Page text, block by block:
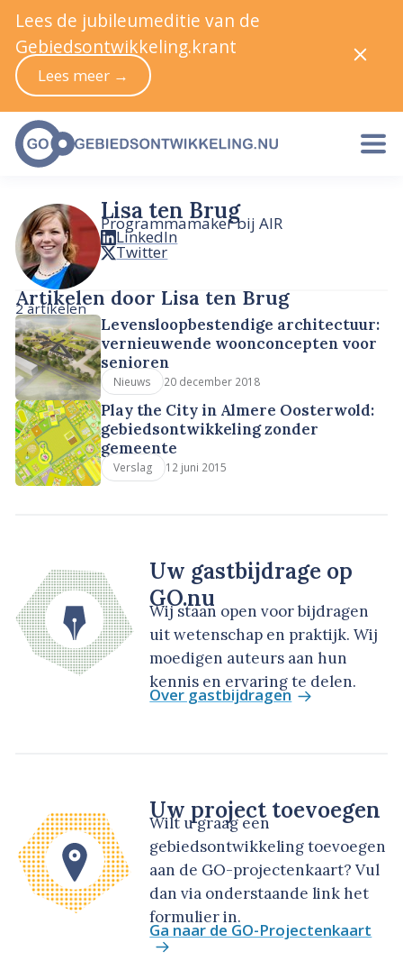
Lisa ten Brug
Programmamaker bij AIR
LinkedIn
Twitter
Artikelen door Lisa ten Brug
2 artikelen
Levensloopbestendige architectuur:
vernieuwende woonconcepten voor
senioren
Nieuws 20 december 2018
Play the City in Almere Oosterwold:
gebiedsontwikkeling zonder
gemeente
Verslag 12 juni 2015
Uw gastbijdrage op
GO.nu
Wij staan open voor bijdragen
uit wetenschap en praktijk. Wij
moedigen auteurs aan hun
kennis en ervaring te delen.
Over gastbijdragen
Uw project toevoegen
Wilt u graag een
gebiedsontwikkeling toevoegen
aan de GO-projectenkaart? Vul
dan via onderstaande link het
formulier in.
Ga naar de GO-Projectenkaart
Lees de jubileumeditie van de
Gebiedsontwikkeling.krant
Lees meer →